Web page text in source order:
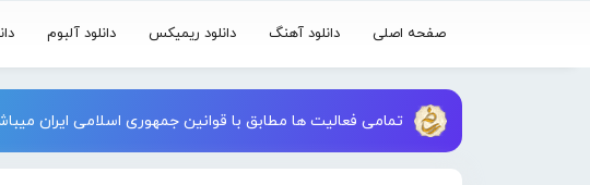
صفحه اصلی دانلود آهنگ دانلود ریمیکس دانلود آلبوم
تمامی فعالیت ها مطابق با قوانین جمهوری اسلامی ایران